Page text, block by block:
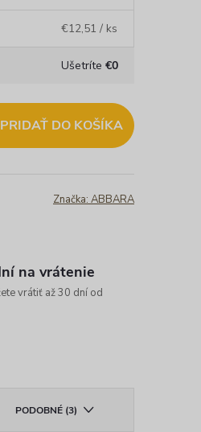
€12,51 / ks
Ušetríte €0
PRIDAŤ DO KOŠÍKA
Značka: ABBARA
na vrátenie
vrátiť až 30 dní od
PODOBNÉ (3)